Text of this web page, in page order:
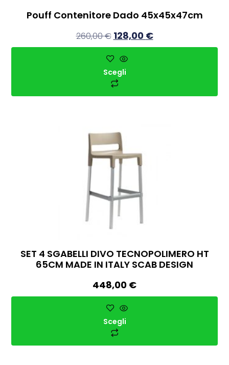
Pouff Contenitore Dado 45x45x47cm
260,00€ 128,00 €
Scegli
SET 4 SGABELLI DIVO TECNOPOLIMERO HT
65CM MADE IN ITALY SCAB DESIGN
448,00 €
Scegli